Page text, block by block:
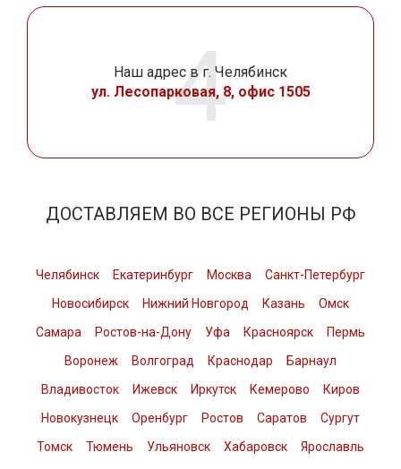
Наш адрес в г. Челябинск
ул. Лесопарковая, 8, офис 1505
ДОСТАВЛЯЕМ ВО ВСЕ РЕГИОНЫ РФ
Челябинск Екатеринбург Москва
Санкт-Петербург
Новосибирск
Нижний Новгород Казань
Омск
Самара
Ростов-на-Дону Уфа Красноярск
Пермь
Воронеж
Волгоград Краснодар
Барнаул
Владивосток
Ижевск Иркутск Кемерово
Киров
Новокузнецк
Оренбург Ростов Саратов
Сургут
Томск
Тюмень Ульяновск Хабаровск Ярославль